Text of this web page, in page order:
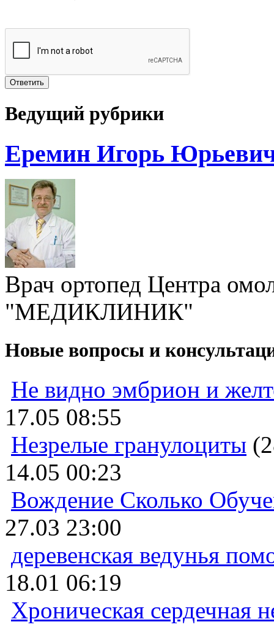
Ведущий рубрики
Еремин Игорь
Врач ортопед Центра
"МЕДИКЛИНИК"
Новые вопросы и
Не видно эмбрион и
17.05 08:55
Незрелые гранулоциты
14.05 00:23
Вождение Сколько
27.03 23:00
деревенская ведунья
18.01 06:19
Хроническая сердечная